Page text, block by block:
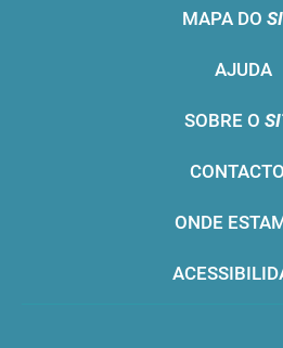
MAPA DO
AJUDA
SOBRE O
ONDE